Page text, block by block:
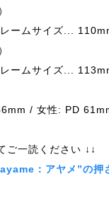
ームサイズ...
ームサイズ...
/ 女性: PD
ご一読ください ↓↓
：アヤメ”の押